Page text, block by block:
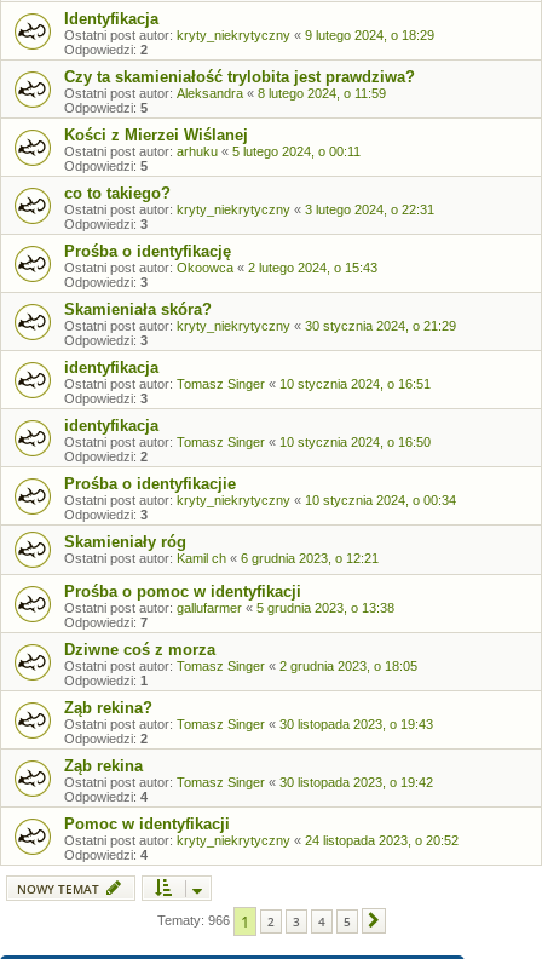
Identyfikacja
Ostatni post autor: kryty_niekrytyczny « 9 lutego 2024, o 18:29
Odpowiedzi: 2
Czy ta skamieniałość trylobita jest prawdziwa?
Ostatni post autor: Aleksandra « 8 lutego 2024, o 11:59
Odpowiedzi: 5
Kości z Mierzei Wiślanej
Ostatni post autor: arhuku « 5 lutego 2024, o 00:11
Odpowiedzi: 5
co to takiego?
Ostatni post autor: kryty_niekrytyczny « 3 lutego 2024, o 22:31
Odpowiedzi: 3
Prośba o identyfikację
Ostatni post autor: Okoowca « 2 lutego 2024, o 15:43
Odpowiedzi: 3
Skamieniała skóra?
Ostatni post autor: kryty_niekrytyczny « 30 stycznia 2024, o 21:29
Odpowiedzi: 3
identyfikacja
Ostatni post autor: Tomasz Singer « 10 stycznia 2024, o 16:51
Odpowiedzi: 3
identyfikacja
Ostatni post autor: Tomasz Singer « 10 stycznia 2024, o 16:50
Odpowiedzi: 2
Prośba o identyfikacjie
Ostatni post autor: kryty_niekrytyczny « 10 stycznia 2024, o 00:34
Odpowiedzi: 3
Skamieniały róg
Ostatni post autor: Kamil ch « 6 grudnia 2023, o 12:21
Prośba o pomoc w identyfikacji
Ostatni post autor: gallufarmer « 5 grudnia 2023, o 13:38
Odpowiedzi: 7
Dziwne coś z morza
Ostatni post autor: Tomasz Singer « 2 grudnia 2023, o 18:05
Odpowiedzi: 1
Ząb rekina?
Ostatni post autor: Tomasz Singer « 30 listopada 2023, o 19:43
Odpowiedzi: 2
Ząb rekina
Ostatni post autor: Tomasz Singer « 30 listopada 2023, o 19:42
Odpowiedzi: 4
Pomoc w identyfikacji
Ostatni post autor: kryty_niekrytyczny « 24 listopada 2023, o 20:52
Odpowiedzi: 4
NOWY TEMAT
Tematy: 966 1 2 3 4 5